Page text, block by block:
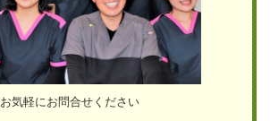
お気軽にお問合せください